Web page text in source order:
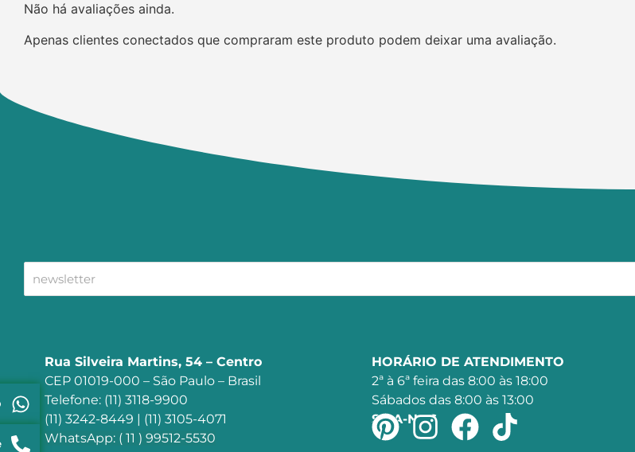
Não há avaliações ainda.
Apenas clientes conectados que compraram este produto podem deixar uma avaliação.
Rua Silveira Martins, 54 – Centro
CEP 01019-000 – São Paulo – Brasil
Telefone: (11) 3118-9900
(11) 3242-8449 | (11) 3105-4071
WhatsApp: ( 11 ) 99512-5530
HORÁRIO DE ATENDIMENTO
2ª à 6ª feira das 8:00 às 18:00
Sábados das 8:00 às 13:00
SIGA-NOS